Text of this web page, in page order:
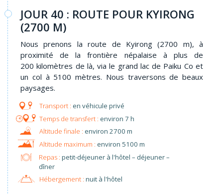
JOUR 40 : ROUTE POUR KYIRONG
(2700 M)
Nous prenons la route de Kyirong (2700 m), à
proximité de la frontière népalaise à plus de
200 kilomètres de là, via le grand lac de Paiku Co et
un col à 5100 mètres. Nous traversons de beaux
paysages.
en véhicule privé
environ 7 h
environ 2700 m
environ 5100 m
Repas : petit-déjeuner à l'hôtel – déjeuner –
dîner
Hébergement : nuit à l'hôtel